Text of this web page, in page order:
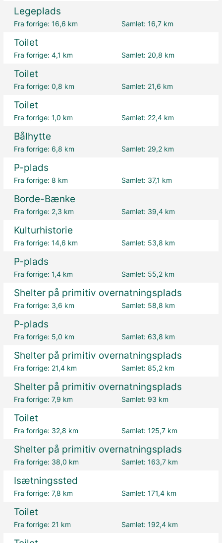
Legeplads
Fra forrige:16,6 km Samlet: 16,7 km
Toilet
Fra forrige:4,1 km Samlet: 20,8 km
Toilet
Fra forrige:0,8 km Samlet: 21,6 km
Toilet
Fra forrige:1,0 km Samlet: 22,4 km
Bålhytte
Fra forrige: 6,8 km Samlet: 29,2 km
P-plads
Fra forrige:8 km Samlet: 37,1 km
Borde-Bænke
Fra forrige: 2,3 km Samlet: 39,4 km
Kulturhistorie
Fra forrige:14,6 km Samlet: 53,8 km
P-plads
Fra forrige:1,4 km Samlet: 55,2 km
Shelter på primitiv overnatningsplads
Fra forrige: 3,6 km Samlet: 58,8 km
P-plads
Fra forrige: 5,0 km Samlet: 63,8 km
Shelter på primitiv overnatningsplads
Fra forrige: 21,4 km Samlet: 85,2 km
Shelter på primitiv overnatningsplads
Fra forrige:7,9 km Samlet: 93 km
Toilet
Fra forrige: 32,8 km Samlet: 125,7 km
Shelter på primitiv overnatningsplads
Fra forrige: 38,0 km Samlet: 163,7 km
Isætningssted
Fra forrige:7,8 km Samlet: 171,4 km
Toilet
Fra forrige: 21 km Samlet: 192,4 km